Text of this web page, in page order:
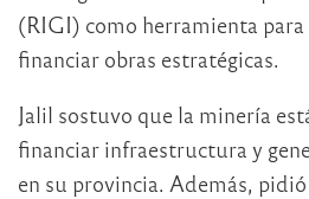
(RIGI) como herramienta
financiar obras estratégicas.
Jalil sostuvo que la minería
financiar infraestructura y
en su provincia. Además,